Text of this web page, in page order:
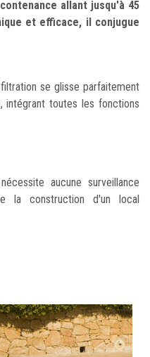
allant jusqu'à 45
et efficace, il conjugue
se glisse parfaitement
intégrant toutes les fonctions
aucune surveillance
la construction d'un local